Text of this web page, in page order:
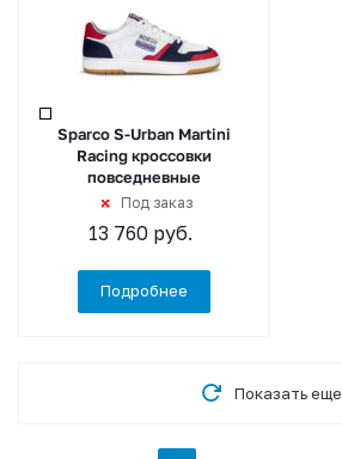
Sparco S-Urban Martini
Racing кроссовки
повседневные
Под заказ
13 760руб.
Подробнее
Показать еще